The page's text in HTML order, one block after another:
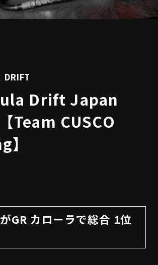
DRIFT
Drift Japan
Team CUSCO
GR カローラで総合 1位